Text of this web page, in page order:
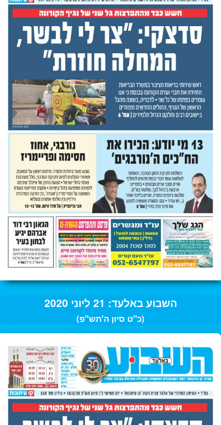
השבוע באלעד: 21 ליוני 2020
(כ"ט סיון ה'תש"פ)